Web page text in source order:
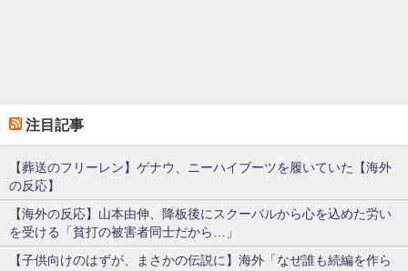
注目記事
【葬送のフリーレン】ゲナウ、ニーハイブーツを履いていた【海外
の反応】
【海外の反応】山本由伸、降板後にスクーバルから心を込めた労い
を受ける「貧打の被害者同士だから…」
【子供向けのはずが、まさかの伝説に】海外「なぜ誰も続編を作ら